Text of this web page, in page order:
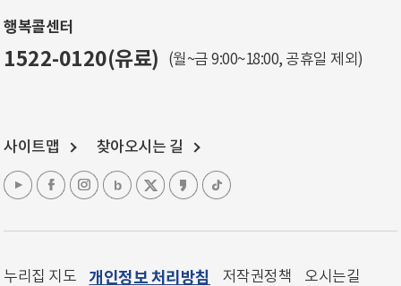
행복콜센터
1522-0120(유료) (월~금 9:00~18:00, 공휴일 제외)
사이트맵 찾아오시는 길
누리집 지도 개인정보 처리방침 저작권정책 오시는길